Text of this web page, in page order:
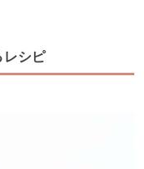
レシピ